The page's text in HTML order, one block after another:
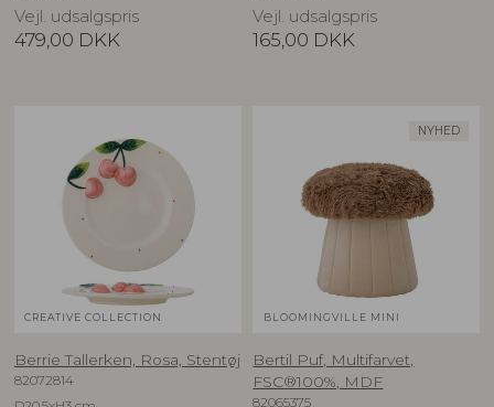
Vejl. udsalgspris
479,00 DKK
Vejl. udsalgspris
165,00 DKK
CREATIVE COLLECTION
Berrie Tallerken, Rosa, Stentøj
82072814
NYHED
BLOOMINGVILLE MINI
Bertil Puf, Multifarvet,
FSC®100%, MDF
82065375